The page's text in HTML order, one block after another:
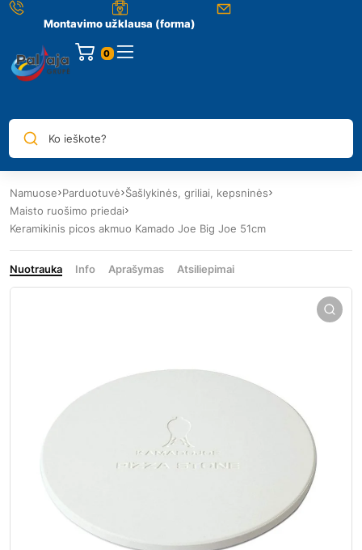
Montavimo užklausa (forma)
0
Ko ieškote?
Namuose Parduotuvė Šašlykinės, griliai, kepsninės
Maisto ruošimo priedai
Keramikinis picos akmuo Kamado Joe Big Joe 51cm
Nuotrauka Info Aprašymas Atsiliepimai